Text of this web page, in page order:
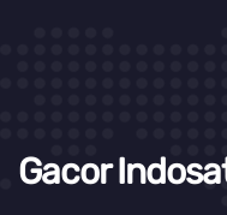
Gacor